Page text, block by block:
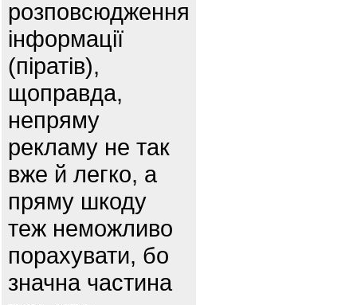
розповсюдження
інформації
(піратів),
щоправда,
непряму
рекламу не так
вже й легко, а
пряму шкоду
теж неможливо
порахувати, бо
значна частина